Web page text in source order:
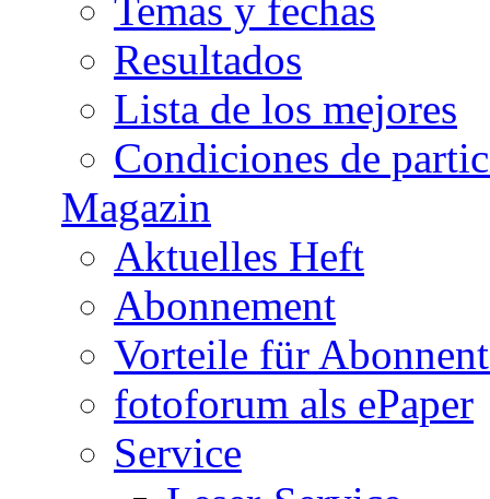
Temas y fechas
Resultados
Lista de los mejores
Condiciones de
Magazin
Aktuelles Heft
Abonnement
Vorteile für
fotoforum als ePaper
Service